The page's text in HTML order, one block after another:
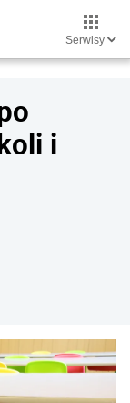
Serwisy
i